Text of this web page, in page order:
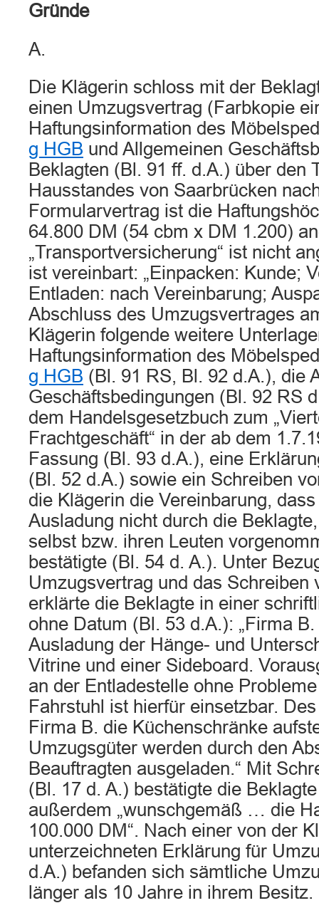
Gründe
A.
Die Klägerin schloss mit der
einen Umzugsvertrag (Farbkopie
Haftungsinformation des
g HGB und Allgemeinen
Beklagten (Bl. 91 ff. d.A.) über den
Hausstandes von Saarbrücken
Formularvertrag ist die
64.800 DM (54 cbm x DM 1.200)
„Transportversicherung“ ist nicht
ist vereinbart: „Einpacken: Kunde;
Entladen: nach Vereinbarung;
Abschluss des Umzugsvertrages
Klägerin folgende weitere
Haftungsinformation des
g HGB (Bl. 91 RS, Bl. 92 d.A.), die
Geschäftsbedingungen (Bl. 92 RS
dem Handelsgesetzbuch zum
Frachtgeschäft“ in der ab dem
Fassung (Bl. 93 d.A.), eine
(Bl. 52 d.A.) sowie ein Schreiben
die Klägerin die Vereinbarung,
Ausladung nicht durch die
selbst bzw. ihren Leuten
bestätigte (Bl. 54 d. A.). Unter
Umzugsvertrag und das Schreiben
erklärte die Beklagte in einer
ohne Datum (Bl. 53 d.A.): „Firma
Ausladung der Hänge- und
Vitrine und einer Sideboard.
an der Entladestelle ohne
Fahrstuhl ist hierfür einsetzbar.
Firma B. die Küchenschränke
Umzugsgüter werden durch den
Beauftragten ausgeladen.“ Mit
(Bl. 17 d. A.) bestätigte die
außerdem „wunschgemäß … die
100.000 DM“. Nach einer von der
unterzeichneten Erklärung für
d.A.) befanden sich sämtliche
länger als 10 Jahre in ihrem Besitz.